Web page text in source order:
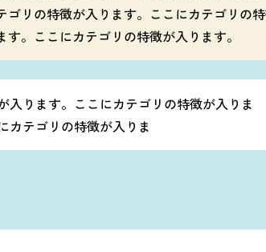
リの特徴が入ります。ここにカテゴリの特
。ここにカテゴリの特徴が入ります。
入ります。ここにカテゴリの特徴が入りま
カテゴリの特徴が入りま